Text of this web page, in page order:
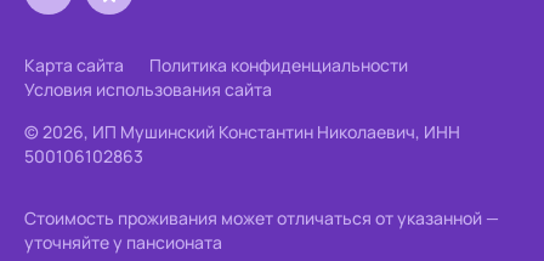
Карта сайта
Политика конфиденциальности
Условия использования сайта
© 2026, ИП Мушинский Константин Николаевич, ИНН
500106102863
Стоимость проживания может отличаться от указанной —
уточняйте у пансионата